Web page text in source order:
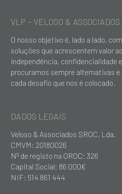
VLP – VELOSO & ASSOCIADOS
O nosso objetivo é, lado a lado,
soluções que acrescentem valor
independência, confidencialidade
procuramos sempre alternativas e
cada desafio que nos é colocado.
DADOS LEGAIS
Veloso & Associados SROC, Lda.
CMVM: 20180026
Nº de registo na OROC: 326
Capital Social: 86 000€
NIF: 514 861 444